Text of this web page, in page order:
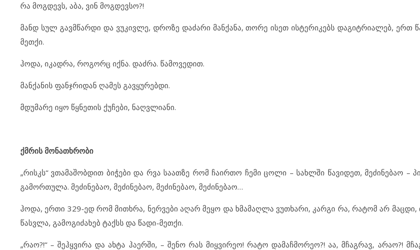
რა მოგდევს, აბა, ვინ მოგდევსო?!
მანდ სულ გავმწარდი და ვუკივლე, დროზე დაძარი მანქანა, თორე ისეთ ისტერიკებს დაგიტრიალებ, ერთ
მეთქი.
ჰოდა, იკადრა, როგორც იქნა. დაძრა. წამოვედით.
მანქანის ფანჯრიდან ღამეს გავყურებდი.
მდუმარე იყო წყნეთის ქუჩები, ნაღვლიანი.
ქმრის მონათხრობი
„რისკს“ ვთამაშობდით ბიჭები და რვა საათზე რომ ჩაირთო ჩემი ცოლი – სახლში წავიდეთ, მეძინებაო –
გამორთულა. მეძინებაო, მეძინებაო, მეძინებაო, მეძინებაო…
ჰოდა, ერთი 329-ედ რომ მითხრა, ნერვები აღარ მეყო და ხმამაღლა ვუთხარი, კარგი რა, რატომ არ მაცდი,
წასვლა, გამოგიძახებ ტაქსს და წადი-მეთქი.
„რაო?!“ – შეჰყვირა და ახტა ჰაერში, – შენო რას მიყვირეო! რატო დამაჩმორეო?! აა, მჩაგრავ, არაო?!